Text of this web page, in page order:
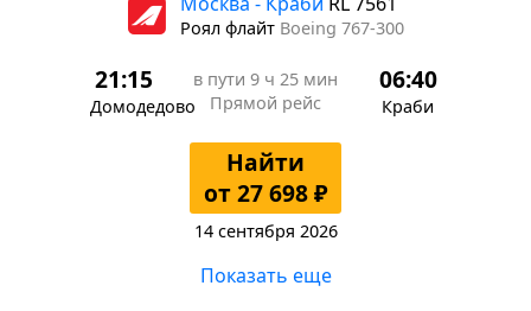
Роял флайт Boeing 767-300
21:15
Домодедово
в пути 9 ч 25 мин
Прямой рейс
06:40
Краби
Найти
от 27 698 ₽
14 сентября 2026
Показать еще